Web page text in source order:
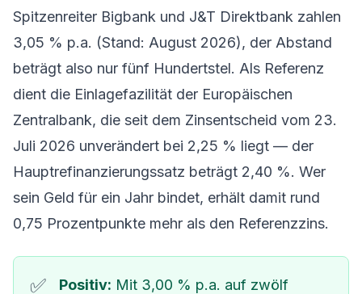
Spitzenreiter Bigbank und J&T Direktbank zahlen
3,05 % p.a. (Stand: August 2026), der Abstand
beträgt also nur fünf Hundertstel. Als Referenz
dient die Einlagefazilität der Europäischen
Zentralbank, die seit dem Zinsentscheid vom 23.
Juli 2026 unverändert bei 2,25 % liegt — der
Hauptrefinanzierungssatz beträgt 2,40 %. Wer
sein Geld für ein Jahr bindet, erhält damit rund
0,75 Prozentpunkte mehr als den Referenzzins.
Positiv: Mit 3,00 % p.a. auf zwölf